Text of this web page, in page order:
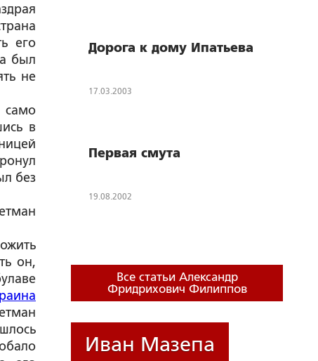
его
был
не
само
в
без
он,
Дорога к дому Ипатьева
17.03.2003
Первая смута
19.08.2002
Все статьи Александр
Фридрихович Филиппов
Иван Мазепа